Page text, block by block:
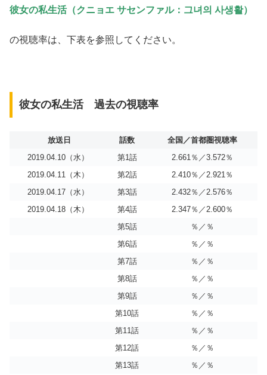
彼女の私生活（クニョエ サセンファル：그녀의 사생활）
の視聴率は、下表を参照してください。
彼女の私生活 過去の視聴率
放送日 話数
全国／首都圏視聴率
2019.04.10（水）
第1話
2.661％／3.572％
2019.04.11（木）
第2話
2.410％／2.921％
2019.04.17（水）
第3話
2.432％／2.576％
2019.04.18（木）
第4話
2.347％／2.600％
第5話
％／％
第6話
％／％
第7話
％／％
第8話
％／％
第9話
％／％
第10話
％／％
第11話
％／％
第12話
％／％
第13話
％／％